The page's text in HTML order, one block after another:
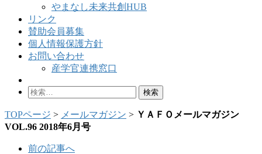
やまなし未来共創HUB
リンク
賛助会員募集
個人情報保護方針
お問い合わせ
産学官連携窓口
検
TOPページ > メールマガジン > ＹＡＦＯメールマガジン
VOL.96 2018年6月号
前の記事へ